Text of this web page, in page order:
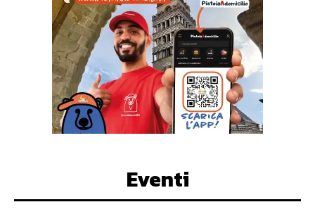
Eventi